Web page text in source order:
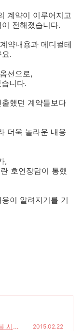
계약이 이루어지고
전해졌습니다.
약내용과 메디컬테
.
션으로,
니다.
했던 계약들보다
더욱 놀라운 내용
,
호언장담이 통했
이 알려지기를 기
시청
2015.02.22